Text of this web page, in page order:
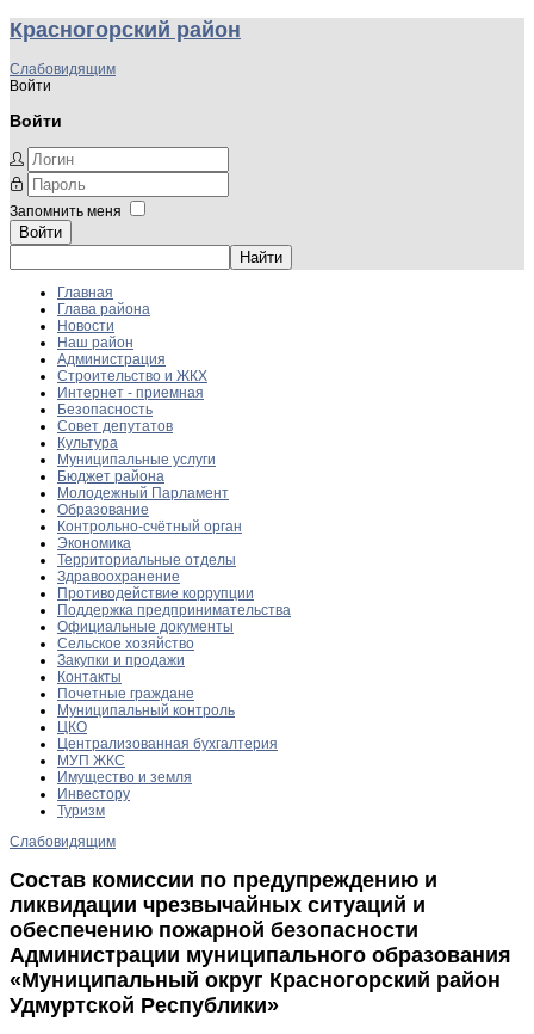
Красногорский район
Слабовидящим
Войти
Войти
Запомнить меня
Войти
Главная
Глава района
Новости
Наш район
Администрация
Строительство и ЖКХ
Интернет - приемная
Безопасность
Совет депутатов
Культура
Муниципальные услуги
Бюджет района
Молодежный Парламент
Образование
Контрольно-счётный орган
Экономика
Территориальные отделы
Здравоохранение
Противодействие коррупции
Поддержка предпринимательства
Официальные документы
Сельское хозяйство
Закупки и продажи
Контакты
Почетные граждане
Муниципальный контроль
ЦКО
Централизованная бухгалтерия
МУП ЖКС
Имущество и земля
Инвестору
Туризм
Слабовидящим
Состав комиссии по предупреждению и
ликвидации чрезвычайных ситуаций и
обеспечению пожарной безопасности
Администрации муниципального образования
«Муниципальный округ Красногорский район
Удмуртской Республики»